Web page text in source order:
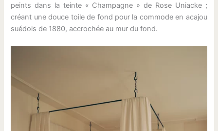
peints dans la teinte « Champagne » de Rose Uniacke ;
créant une douce toile de fond pour la commode en acajou
suédois de 1880, accrochée au mur du fond.